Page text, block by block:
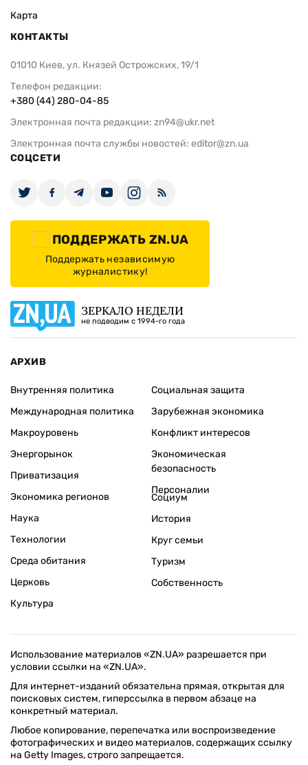
Карта
КОНТАКТЫ
01010 Киев, ул. Князей Острожских, 19/1
Телефон редакции:
+380 (44) 280-04-85
Электронная почта редакции: zn94@ukr.net
Электронная почта службы новостей: editor@zn.ua
СОЦСЕТИ
ПОДДЕРЖАТЬ ZN.UA
Поддержать независимую
журналистику!
ЗЕРКАЛО НЕДЕЛИ
не подводим с 1994-го года
АРХИВ
Внутренняя политика
Международная политика
Макроуровень
Энергорынок
Приватизация
Экономика регионов
Социальная защита
Зарубежная экономика
Конфликт интересов
Экономическая
безопасность
Персоналии
Наука
Технологии
Среда обитания
Церковь
Культура
Социум
История
Круг семьи
Туризм
Собственность
Использование материалов «ZN.UA» разрешается при
условии ссылки на «ZN.UA».
Для интернет-изданий обязательна прямая, открытая для
поисковых систем, гиперссылка в первом абзаце на
конкретный материал.
Любое копирование, перепечатка или воспроизведение
фотографических и видео материалов, содержащих ссылку
на Getty Images, строго запрещается.